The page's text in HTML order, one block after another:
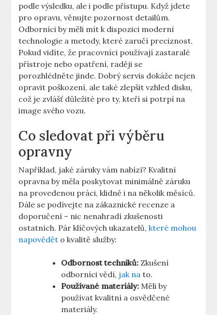
podle výsledku, ale i ‍podle přístupu. Když jdete
⁢pro opravu, věnujte pozornost detailům.
Odborníci⁢ by měli mít k ​dispozici moderní
technologie ‍a metody, které ⁣zaručí preciznost.
Pokud vidíte, že pracovníci používají zastaralé
přístroje nebo opatření, raději se
porozhlédněte ​jinde. Dobrý servis dokáže nejen
opravit poškození, ale také zlepšit vzhled disku,
‌což je zvlášť důležité pro⁣ ty, kteří si potrpí na
image svého vozu.
Co sledovat při výběru
‍opravny
Například, jaké záruky⁣ vám ‍nabízí? Kvalitní
opravna by ‌měla poskytovat minimálně záruku
na provedenou práci,⁢ klidně i ⁢na několik⁢ měsíců.‍
Dále se podívejte na zákaznické recenze ⁤a‍
doporučení – ​nic nenahradí zkušenosti
ostatních. Pár‍ klíčových ukazatelů,které mohou
napovědět o kvalitě služby:
Odbornost techniků: Zkušení
odborníci vědí, jak‌ na to.
Používané materiály: Měli by
používat​ kvalitní a osvědčené
materiály.